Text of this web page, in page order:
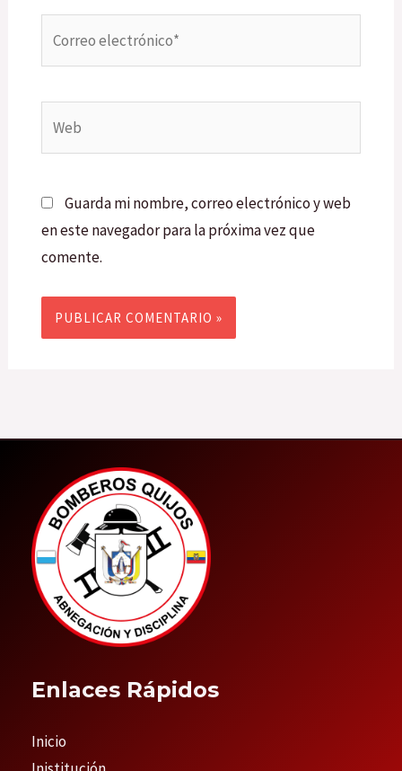
Guarda mi nombre, correo electrónico y web
en este navegador para la próxima vez que
comente.
Enlaces Rápidos
Inicio